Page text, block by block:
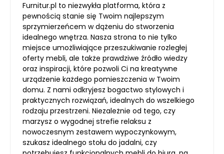
Furnitur.pl to niezwykła platforma, która z
pewnością stanie się Twoim najlepszym
sprzymierzeńcem w dążeniu do stworzenia
idealnego wnętrza. Nasza strona to nie tylko
miejsce umożliwiające przeszukiwanie rozległej
oferty mebli, ale także prawdziwe źródło wiedzy
oraz inspiracji, które pozwoli Ci na kreatywne
urządzenie każdego pomieszczenia w Twoim
domu. Z nami odkryjesz bogactwo stylowych i
praktycznych rozwiązań, idealnych do wszelkiego
rodzaju przestrzeni. Niezależnie od tego, czy
marzysz o wygodnej strefie relaksu z
nowoczesnym zestawem wypoczynkowym,
szukasz idealnego stołu do jadalni, czy